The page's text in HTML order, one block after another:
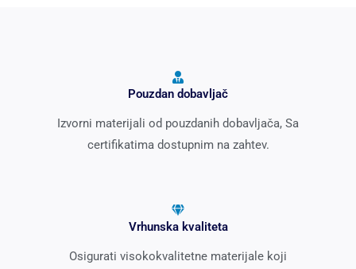
Pouzdan dobavljač
Izvorni materijali od pouzdanih dobavljača, Sa
certifikatima dostupnim na zahtev.
Vrhunska kvaliteta
Osigurati visokokvalitetne materijale koji